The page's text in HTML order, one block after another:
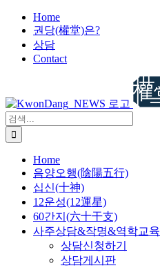
뛰
기
Home
권당(權堂)은?
상담
Contact
검
색:
Home
음양오행(陰陽五行)
십신(十神)
12운성(12運星)
60간지(六十干支)
사주상담&작명&역학교육
상담신청하기
상담게시판